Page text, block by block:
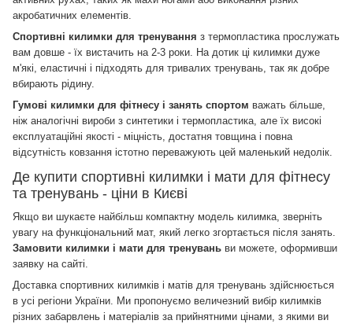
акробатичних елементів.
Спортивні килимки для тренування з термопластика прослужать
вам довше - їх вистачить на 2-3 роки. На дотик ці килимки дуже
м'які, еластичні і підходять для тривалих тренувань, так як добре
вбирають рідину.
Гумові килимки для фітнесу і занять спортом важать більше,
ніж аналогічні вироби з синтетики і термопластика, але їх високі
експлуатаційні якості - міцність, достатня товщина і повна
відсутність ковзання істотно переважують цей маленький недолік.
Де купити спортивні килимки і мати для фітнесу
та тренувань - ціни в Києві
Якщо ви шукаєте найбільш компактну модель килимка, зверніть
увагу на функціональний мат, який легко згортається після занять.
Замовити килимки і мати для тренувань ви можете, оформивши
заявку на сайті.
Доставка спортивних килимків і матів для тренувань здійснюється
в усі регіони України. Ми пропонуємо величезний вибір килимків
різних забарвлень і матеріалів за прийнятними цінами, з якими ви